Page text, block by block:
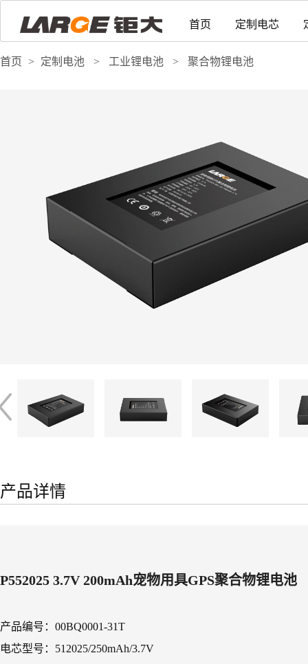
首页 定制电芯
首页 > 定制电池 > 工业锂电池 > 聚合物锂电池
产品详情
P552025 3.7V 200mAh宠物用具GPS聚合物锂电池
产品编号：00BQ0001-31T
电芯型号：512025/250mAh/3.7V